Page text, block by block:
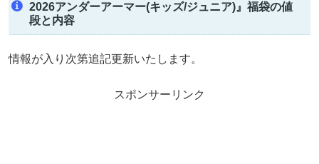
2026アンダーアーマー(キッズ/ジュニア)』福袋の値
段と内容
情報が入り次第追記更新いたします。
スポンサーリンク